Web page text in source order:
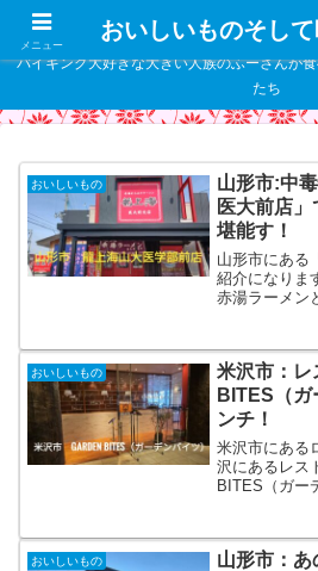
" />
バイキング大好きな大きい人族のふーさんが
たち
おいしいもの
山形市:中
医大前店
堪能す！
山形市にある
紹介になりま
赤湯ラーメン
おいしいもの
米沢市：レ
BITES（ガ
ンチ！
米沢市にある
沢にあるレス
BITES（ガー
ッフェを食
おいしいもの
山形市：
メニュー
おいしいものそし